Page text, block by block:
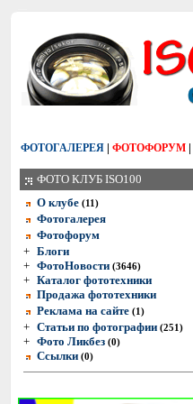
ФОТОГАЛЕРЕЯ | ФОТОФОРУМ |
ФОТО КЛУБ ISO100
О клубе (11)
Фотогалерея
Фотофорум
+ Блоги
+ ФотоНовости (3646)
+ Каталог фототехники
Продажа фототехники
Реклама на сайте (1)
+ Статьи по фотографии (251)
+ Фото Ликбез (0)
Ссылки (0)